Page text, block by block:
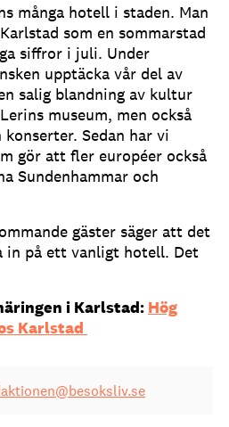
många hotell i staden. Man
som en sommarstad
siffror i juli. Under
upptäcka vår del av
salig blandning av kultur
museum, men också
Sedan har vi
gör att fler européer också
Sundenhammar och
gäster säger att det
in på ett vanligt hotell. Det
i Karlstad: Hög
Karlstad